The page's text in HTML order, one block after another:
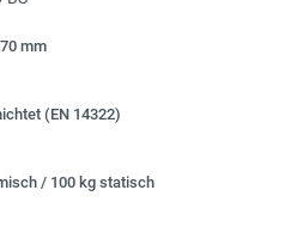
mm
(EN 14322)
/ 100 kg statisch